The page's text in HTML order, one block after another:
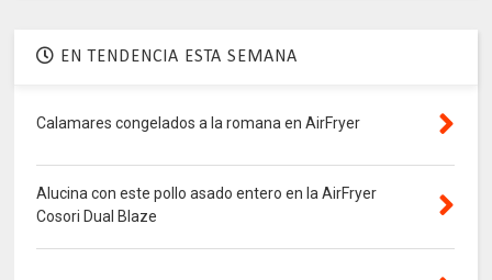
EN TENDENCIA ESTA SEMANA
Calamares congelados a la romana en AirFryer
Alucina con este pollo asado entero en la AirFryer
Cosori Dual Blaze